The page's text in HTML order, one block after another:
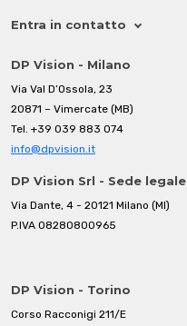
Entra in contatto
DP Vision - Milano
Via Val D’Ossola, 23
20871 – Vimercate (MB)
Tel. +39 039 883 074
info@dpvision.it
DP Vision Srl - Sede legale
Via Dante, 4 - 20121 Milano (MI)
P.IVA 08280800965
DP Vision - Torino
Corso Racconigi 211/E